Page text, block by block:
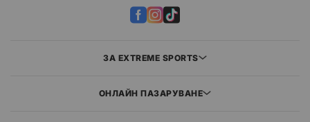
ЗА EXTREME SPORTS
ОНЛАЙН ПАЗАРУВАНЕ